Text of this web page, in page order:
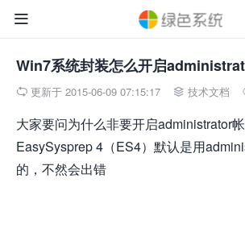

Win7系统封装怎么开启
 更新于 2015-06-09 07:15:17  技术文档
大家要问为什么非要开启administrator
EasySysprep 4（ES4）默认是用
的，不然会出错